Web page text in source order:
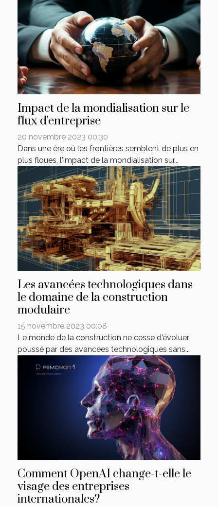
Impact de la mondialisation sur le
flux d'entreprise
20 novembre 2023 00:30
Dans une ère où les frontières semblent de plus en
plus floues, l'impact de la mondialisation sur...
Les avancées technologiques dans
le domaine de la construction
modulaire
15 novembre 2023 00:08
Le monde de la construction ne cesse d'évoluer,
poussé par des avancées technologiques sans...
Comment OpenAI change-t-elle le
visage des entreprises
internationales?